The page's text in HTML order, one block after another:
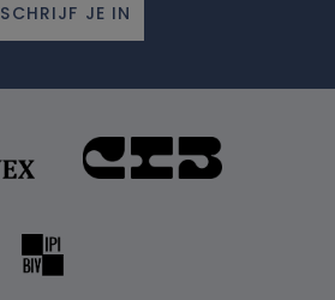
SCHRIJF JE IN